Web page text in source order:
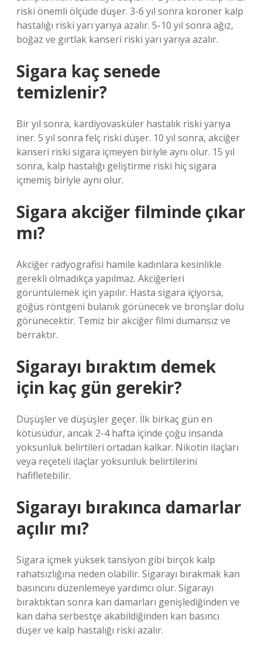
riski önemli ölçüde düşer. 3-6 yıl sonra koroner kalp
hastalığı riski yarı yarıya azalır. 5-10 yıl sonra ağız,
boğaz ve gırtlak kanseri riski yarı yarıya azalır.
Sigara kaç senede
temizlenir?
Bir yıl sonra, kardiyovasküler hastalık riski yarıya
iner. 5 yıl sonra felç riski düşer. 10 yıl sonra, akciğer
kanseri riski sigara içmeyen biriyle aynı olur. 15 yıl
sonra, kalp hastalığı geliştirme riski hiç sigara
içmemiş biriyle aynı olur.
Sigara akciğer filminde çıkar
mı?
Akciğer radyografisi hamile kadınlara kesinlikle
gerekli olmadıkça yapılmaz. Akciğerleri
görüntülemek için yapılır. Hasta sigara içiyorsa,
göğüs röntgeni bulanık görünecek ve bronşlar dolu
görünecektir. Temiz bir akciğer filmi dumansız ve
berraktır.
Sigarayı bıraktım demek
için kaç gün gerekir?
Düşüşler ve düşüşler geçer. İlk birkaç gün en
kötüsüdür, ancak 2-4 hafta içinde çoğu insanda
yoksunluk belirtileri ortadan kalkar. Nikotin ilaçları
veya reçeteli ilaçlar yoksunluk belirtilerini
hafifletebilir.
Sigarayı bırakınca damarlar
açılır mı?
Sigara içmek yüksek tansiyon gibi birçok kalp
rahatsızlığına neden olabilir. Sigarayı bırakmak kan
basıncını düzenlemeye yardımcı olur. Sigarayı
bıraktıktan sonra kan damarları genişlediğinden ve
kan daha serbestçe akabildiğinden kan basıncı
düşer ve kalp hastalığı riski azalır.